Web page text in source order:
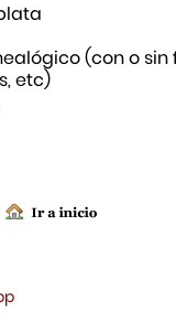
(con o sin
etc)